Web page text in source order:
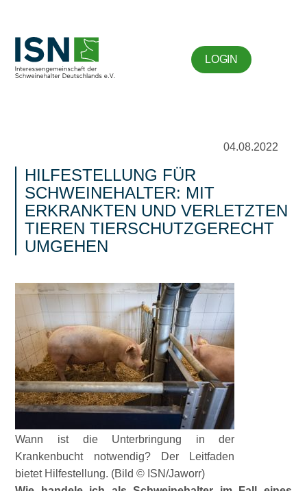
LOGIN
04.08.2022
HILFESTELLUNG FÜR
SCHWEINEHALTER: MIT
ERKRANKTEN UND VERLETZTEN
TIEREN TIERSCHUTZGERECHT
UMGEHEN
Wann ist die Unterbringung in der
Krankenbucht notwendig? Der Leitfaden
bietet Hilfestellung. (Bild © ISN/Jaworr)